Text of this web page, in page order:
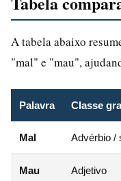
A tabela abaixo
"mal" e "mau",
Palavra Classe
Mal Advérbio /
Mau Adjetivo